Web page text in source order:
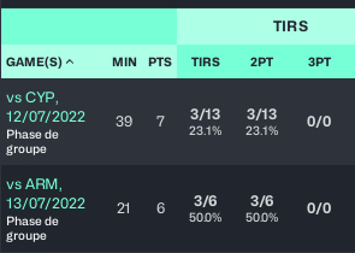
TIRS
GAME(S) MIN PTS TIRS 2PT 3PT
vs CYP,
12/07/2022
Phase de
groupe
39 7 3/13
23.1%
3/13
23.1% 0/0
vs ARM,
13/07/2022
Phase de
groupe
21 6 3/6
50.0%
3/6
50.0% 0/0